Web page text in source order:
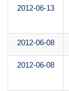
2012-06-13
2012-06-08
2012-06-08